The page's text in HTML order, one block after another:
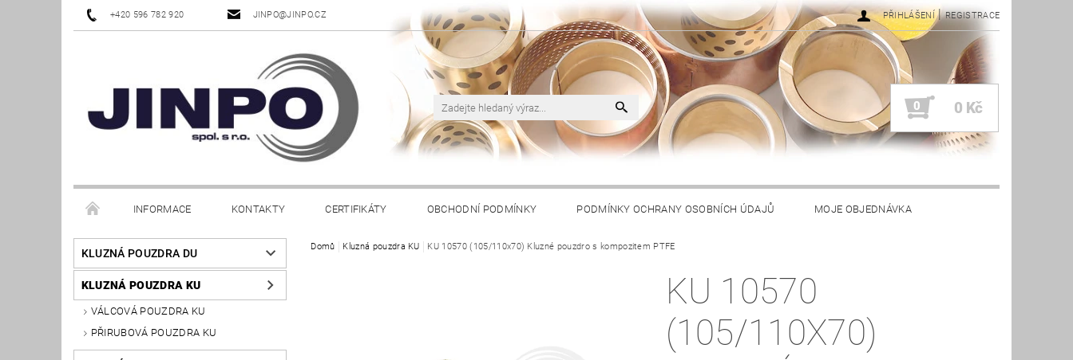
+420 596 782 920 JINPO@JINPO.CZ PŘIHLÁŠENÍ | REGISTRACE
0 0 Kč
INFORMACE KONTAKTY CERTIFIKÁTY OBCHODNÍ PODMÍNKY PODMÍNKY OCHRANY OSOBNÍCH ÚDAJŮ MOJE OBJEDNÁVKA
KLUZNÁ POUZDRA DU
KLUZNÁ POUZDRA KU
VÁLCOVÁ POUZDRA KU
PŘIRUBOVÁ POUZDRA KU
Domů Kluzná pouzdra KU KU 10570 (105/110x70) Kluzné pouzdro s kompozitem PTFE
KU 10570
(105/110X70)